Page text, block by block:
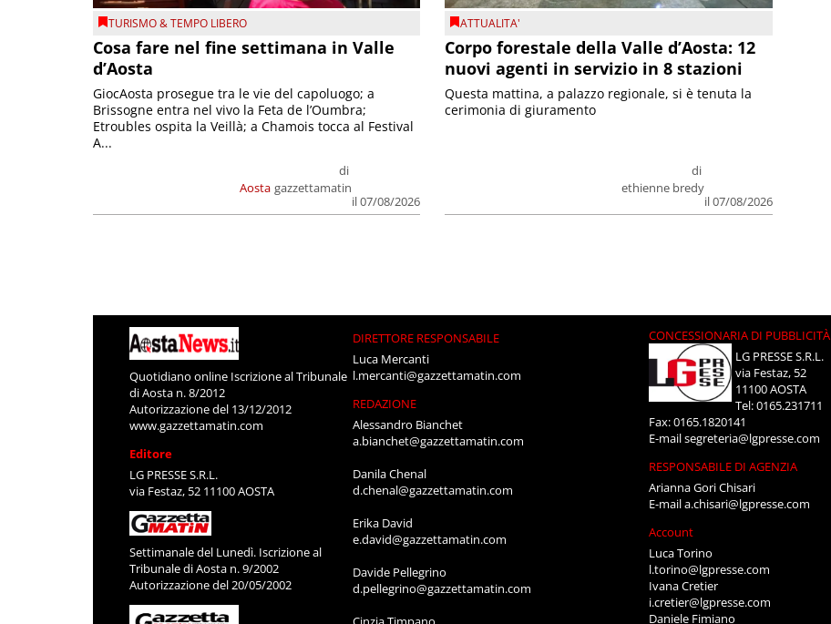
TURISMO & TEMPO LIBERO
Cosa fare nel fine settimana in Valle
d’Aosta
Aosta
di
gazzettamatin
il 07/08/2026
GiocAosta prosegue tra le vie del capoluogo; a
Brissogne entra nel vivo la Feta de l’Oumbra;
Etroubles ospita la Veillà; a Chamois tocca al Festival
A...
ATTUALITA'
Corpo forestale della Valle d’Aosta: 12
nuovi agenti in servizio in 8 stazioni
di
ethienne bredy
il 07/08/2026
Questa mattina, a palazzo regionale, si è tenuta la
cerimonia di giuramento
Quotidiano online Iscrizione al Tribunale
di Aosta n. 8/2012
Autorizzazione del 13/12/2012
www.gazzettamatin.com
Editore
LG PRESSE S.R.L.
via Festaz, 52 11100 AOSTA
Settimanale del Lunedì. Iscrizione al
Tribunale di Aosta n. 9/2002
Autorizzazione del 20/05/2002
DIRETTORE RESPONSABILE
Luca Mercanti
l.mercanti@gazzettamatin.com
REDAZIONE
Alessandro Bianchet
a.bianchet@gazzettamatin.com
Danila Chenal
d.chenal@gazzettamatin.com
Erika David
e.david@gazzettamatin.com
Davide Pellegrino
d.pellegrino@gazzettamatin.com
CONCESSIONARIA DI PUBBLICITÀ
LG PRESSE S.R.L.
via Festaz, 52
11100 AOSTA
Tel: 0165.231711
Fax: 0165.1820141
E-mailsegreteria@lgpresse.com
RESPONSABILE DI AGENZIA
Arianna Gori Chisari
E-maila.chisari@lgpresse.com
Account
Luca Torino
l.torino@lgpresse.com
Ivana Cretier
i.cretier@lgpresse.com
Daniele Fimiano